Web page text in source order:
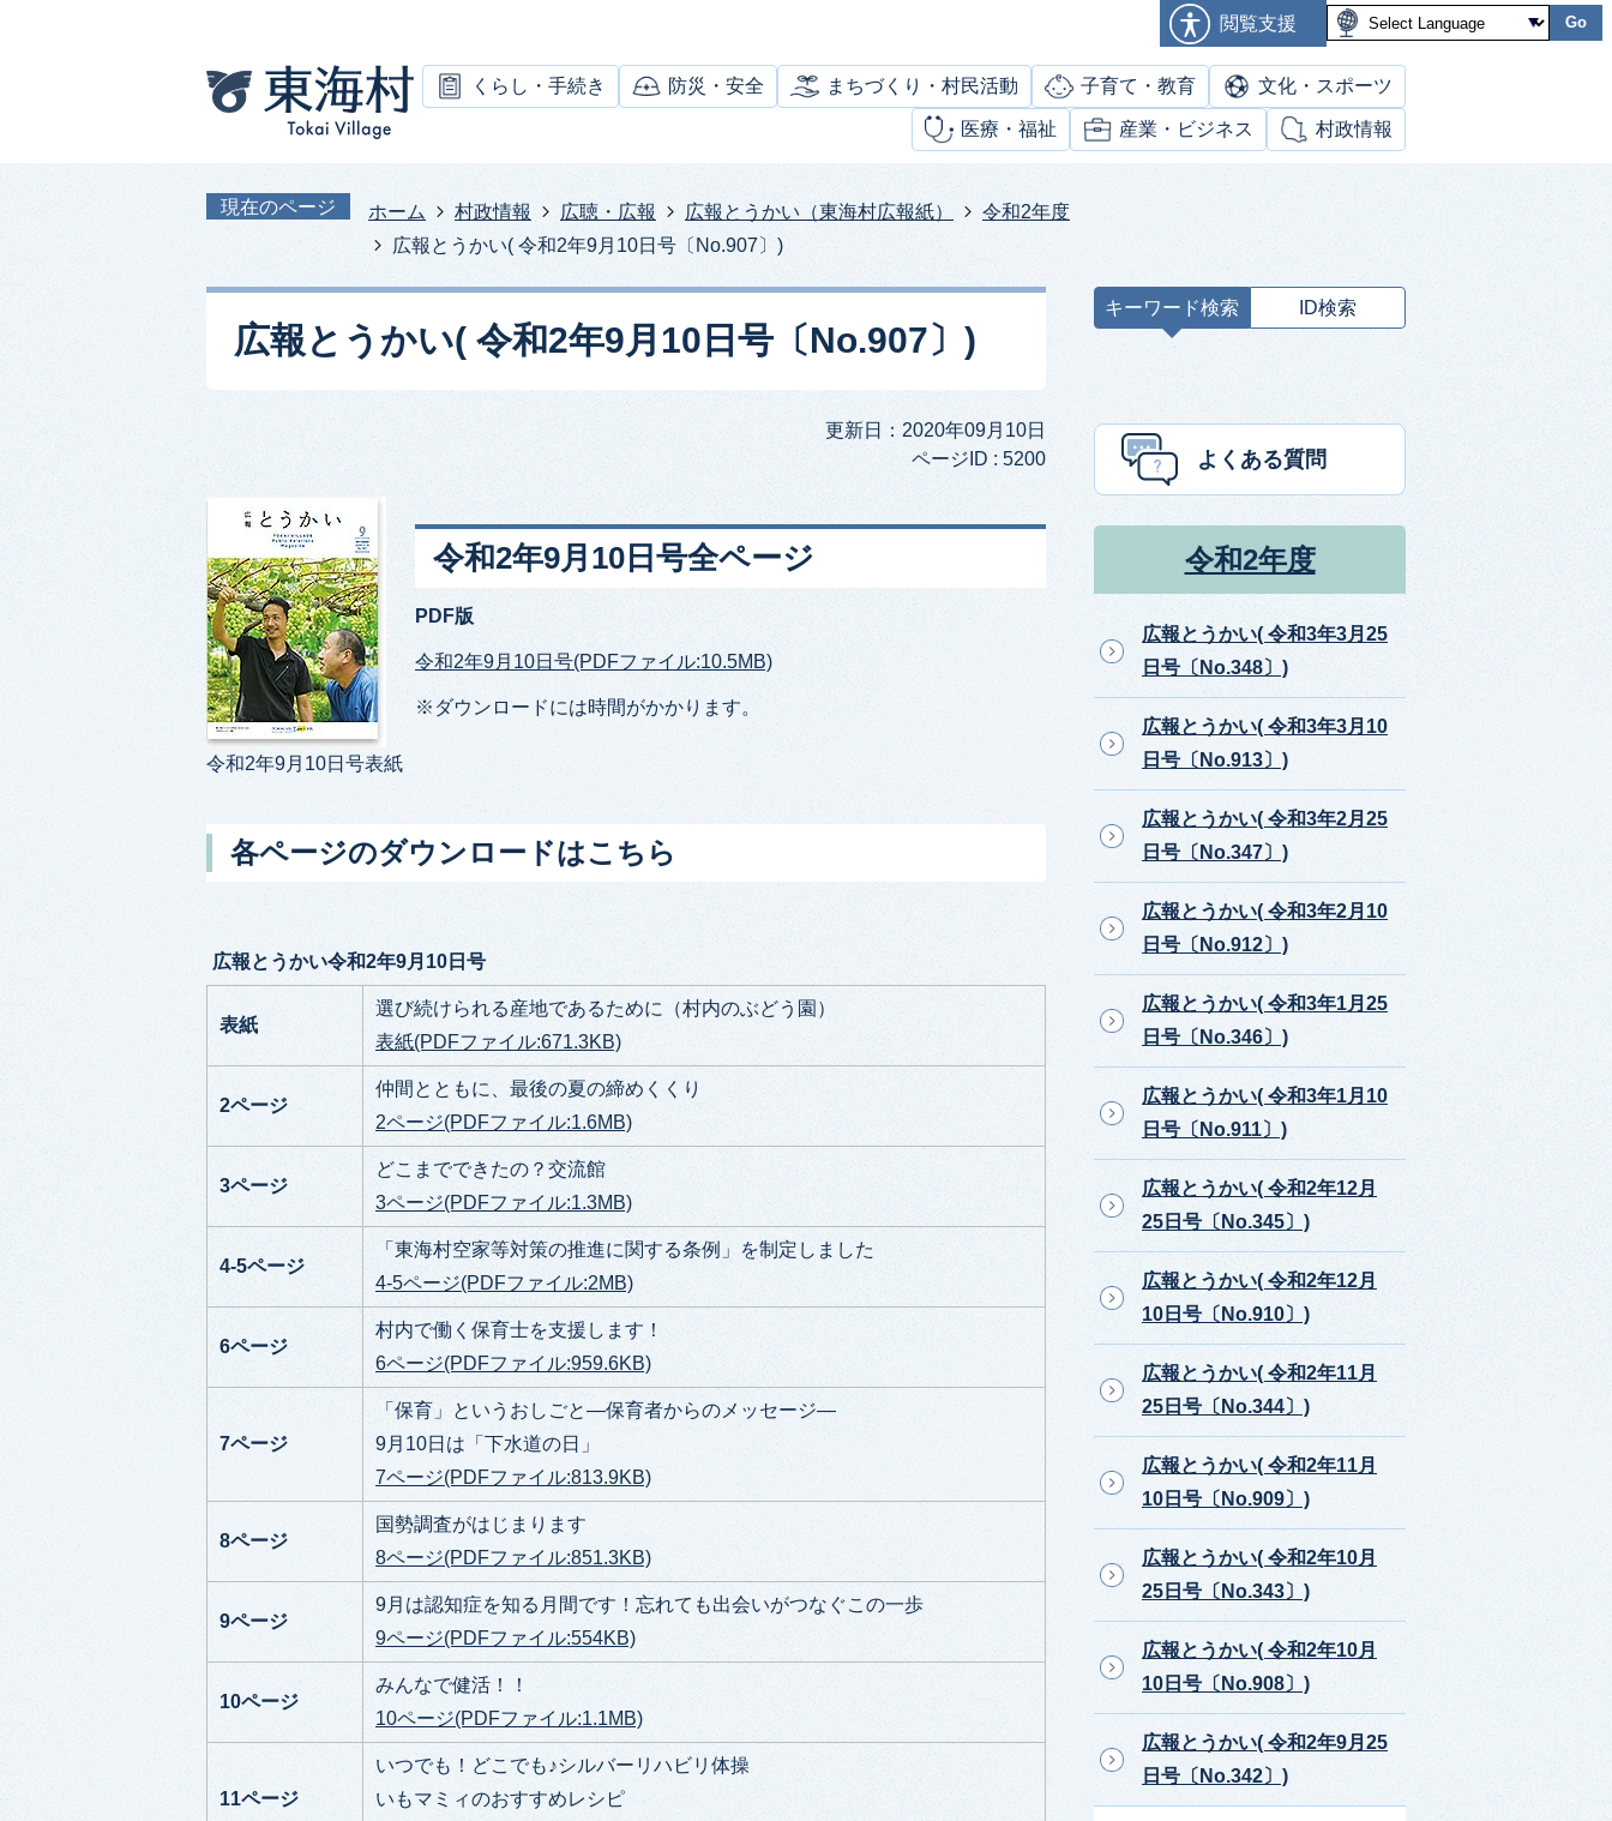
閲覧支援 Go
くらし・手続き 防災・安全 まちづくり・村民活動 子育て・教育 文化・スポーツ
医療・福祉 産業・ビジネス 村政情報
現在のページ ホーム 村政情報 広聴・広報 広報とうかい（東海村広報紙）
令和2年度
広報とうかい( 令和2年9月10日号〔No.907〕)
広報とうかい( 令和2年9月10日号〔No.907〕)
更新日：2020年09月10日
ページID : 5200
令和2年9月10日号表紙
令和2年9月10日号全ページ
PDF版
令和2年9月10日号(PDFファイル:10.5MB)
※ダウンロードには時間がかかります。
各ページのダウンロードはこちら
広報とうかい令和2年9月10日号
表紙
選び続けられる産地であるために（村内のぶどう園）
表紙(PDFファイル:671.3KB)
2ページ
仲間とともに、最後の夏の締めくくり
2ページ(PDFファイル:1.6MB)
3ページ
どこまでできたの？交流館
3ページ(PDFファイル:1.3MB)
4-5ページ
「東海村空家等対策の推進に関する条例」を制定しました
4-5ページ(PDFファイル:2MB)
6ページ
村内で働く保育士を支援します！
6ページ(PDFファイル:959.6KB)
7ページ
「保育」というおしごと―保育者からのメッセージ―
9月10日は「下水道の日」
7ページ(PDFファイル:813.9KB)
8ページ
国勢調査がはじまります
8ページ(PDFファイル:851.3KB)
9ページ
9月は認知症を知る月間です！忘れても出会いがつなぐこの一歩
9ページ(PDFファイル:554KB)
10ページ
みんなで健活！！
10ページ(PDFファイル:1.1MB)
11ページ
いつでも！どこでも♪シルバーリハビリ体操
いもマミィのおすすめレシピ
キーワード検索 ID検索
ー
よくある質問
令和2年度
広報とうかい( 令和3年3月25
日号〔No.348〕)
広報とうかい( 令和3年3月10
日号〔No.913〕)
広報とうかい( 令和3年2月25
日号〔No.347〕)
広報とうかい( 令和3年2月10
日号〔No.912〕)
広報とうかい( 令和3年1月25
日号〔No.346〕)
広報とうかい( 令和3年1月10
日号〔No.911〕)
広報とうかい( 令和2年12月
25日号〔No.345〕)
広報とうかい( 令和2年12月
10日号〔No.910〕)
広報とうかい( 令和2年11月
25日号〔No.344〕)
広報とうかい( 令和2年11月
10日号〔No.909〕)
広報とうかい( 令和2年10月
25日号〔No.343〕)
広報とうかい( 令和2年10月
10日号〔No.908〕)
広報とうかい( 令和2年9月25
日号〔No.342〕)